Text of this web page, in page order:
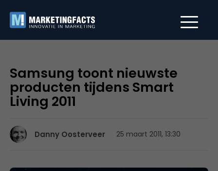
Samsung toont nieuwste
producten tijdens Smart
Living 2011
Danny Oosterveer 25 maart 2011, 13:30